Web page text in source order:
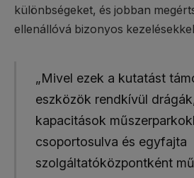
különbségeket, és jobban
ellenállóvá bizonyos
„Mivel ezek a kutatást
eszközök rendkívül
kapacitások
csoportosulva és egyfajta
szolgáltatóközpontként